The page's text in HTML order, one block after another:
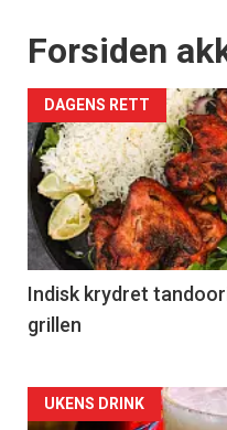
Forsiden
DAGENS RETT
Indisk krydret
grillen
Forsiden
UKENS DRINK